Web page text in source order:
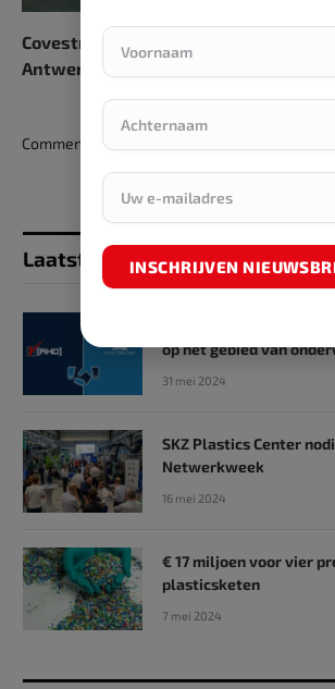
Covestro verhoogt aandeel
Antwerpse site naar 60 procent
Comments are closed.
Laatst toegevoegd
SKZ en RHD GmbH
op het gebied van
31 mei 2024
SKZ Plastics Center
Netwerkweek
16 mei 2024
€ 17 miljoen voor vier
plasticsketen
7 mei 2024
INSCHRIJVEN